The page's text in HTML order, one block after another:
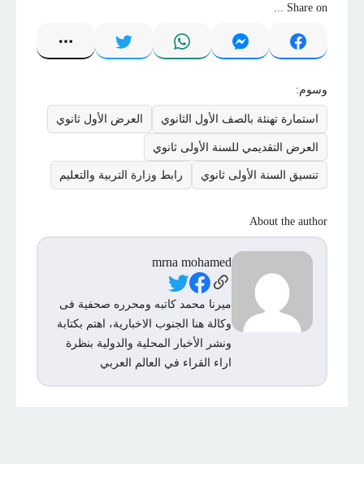
Share on ...
وسوم:
استمارة تهنئة بالصف الأول الثانوي العرض الأول ثانوي
العرض التقديمي للسنة الأولى ثانوي
تنسيق السنة الأولى ثانوي رابط وزارة التربية والتعليم
About the author
mrna mohamed
Social Links
ميرنا محمد كاتبه ومحرره صحفية فى
وكالة هنا الجنوب الاخبارية، اهتم بكتابة
ونشر الأخبار المحلية والدولية بنظرة
اراء القراء في العالم العربي